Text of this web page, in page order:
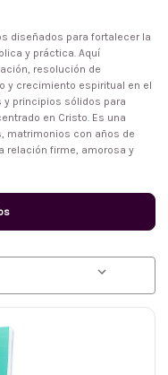
diseñados para fortalecer la
y práctica. Aquí
resolución de
y crecimiento espiritual en el
y principios sólidos para
en Cristo. Es una
matrimonios con años de
relación firme, amorosa y